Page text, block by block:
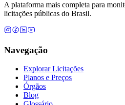
A plataforma mais completa para
licitações públicas do Brasil.
Navegação
Explorar Licitações
Planos e Preços
Órgãos
Blog